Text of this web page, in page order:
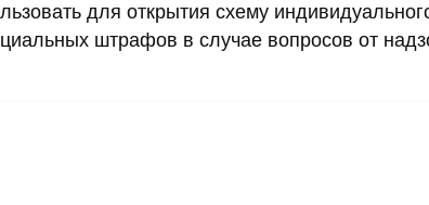
для открытия схему
штрафов в случае вопросов от